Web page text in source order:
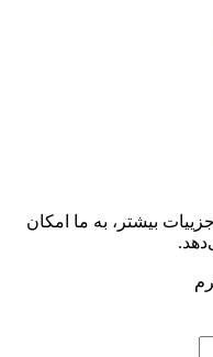
بیشتر، به ما امکان